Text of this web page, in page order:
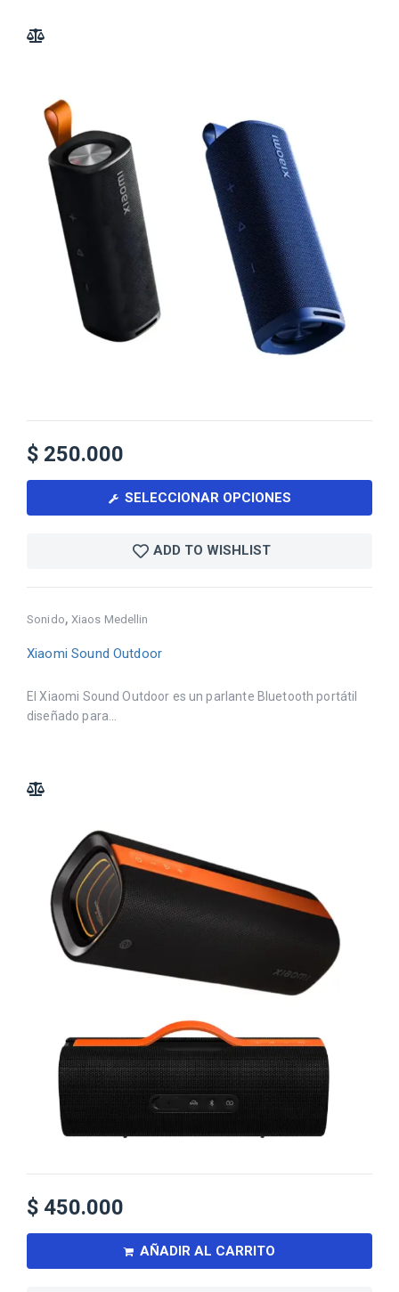
Sonido, Xiaos Medellin
Xiaomi Sound Outdoor
El Xiaomi Sound Outdoor es un parlante Bluetooth portátil
diseñado para...
$ 250.000
SELECCIONAR OPCIONES
ADD TO WISHLIST
$ 450.000
AÑADIR AL CARRITO